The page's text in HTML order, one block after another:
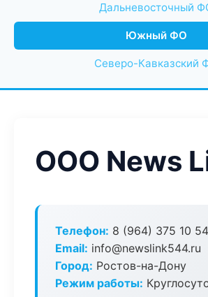
Дальневосточный
Южный ФО
Северо-Кавказский
ООО News
Телефон: 8 (964) 375 10 54
Email: info@newslink544.ru
Город: Ростов-на-Дону
Режим работы: